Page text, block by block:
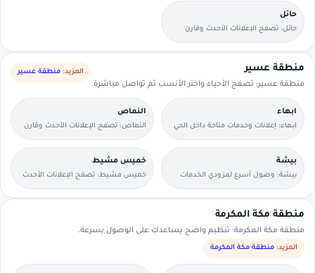
حائل
حائل: تصفح الإعلانات الأحدث وقارن
التفاصيل بسرعة.
منطقة عسير
منطقة عسير: تصفح الأحياء واختر الأنسب ثم تواصل مباشرة.
المزيد: منطقة عسير
ابهاء
ابهاء: إعلانات وخدمات متاحة داخل الحي
مع وسائل تواصل مباشرة.
النماص
النماص: تصفح الإعلانات الأحدث وقارن
التفاصيل بسرعة.
بيشة
بيشة: وصول أسرع لمزودي الخدمات
القريبين منك.
خميس مشيط
خميس مشيط: تصفح الإعلانات الأحدث
وقارن التفاصيل بسرعة.
منطقة مكة المكرمة
منطقة مكة المكرمة: تنظيم واضح يساعدك على الوصول بسرعة.
المزيد: منطقة مكة المكرمة